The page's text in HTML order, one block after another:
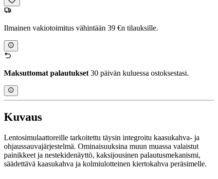
Ilmainen vakiotoimitus vähintään 39 €n tilauksille.
Maksuttomat palautukset 30 päivän kuluessa ostoksestasi.
Kuvaus
Lentosimulaattoreille tarkoitettu täysin integroitu kaasukahva- ja
ohjaussauvajärjestelmä. Ominaisuuksina muun muassa valaistut
painikkeet ja nestekidenäyttö, kaksijousinen palautusmekanismi,
säädettävä kaasukahva ja kolmiulotteinen kiertokahva peräsimelle.